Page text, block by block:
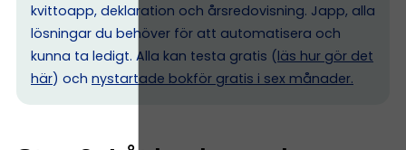
kvittoapp, deklaration och årsredovisning. Japp, alla
lösningar du behöver för att automatisera och
kunna ta ledigt. Alla kan testa gratis (läs hur gör det
här) och nystartade bokför gratis i sex månader.